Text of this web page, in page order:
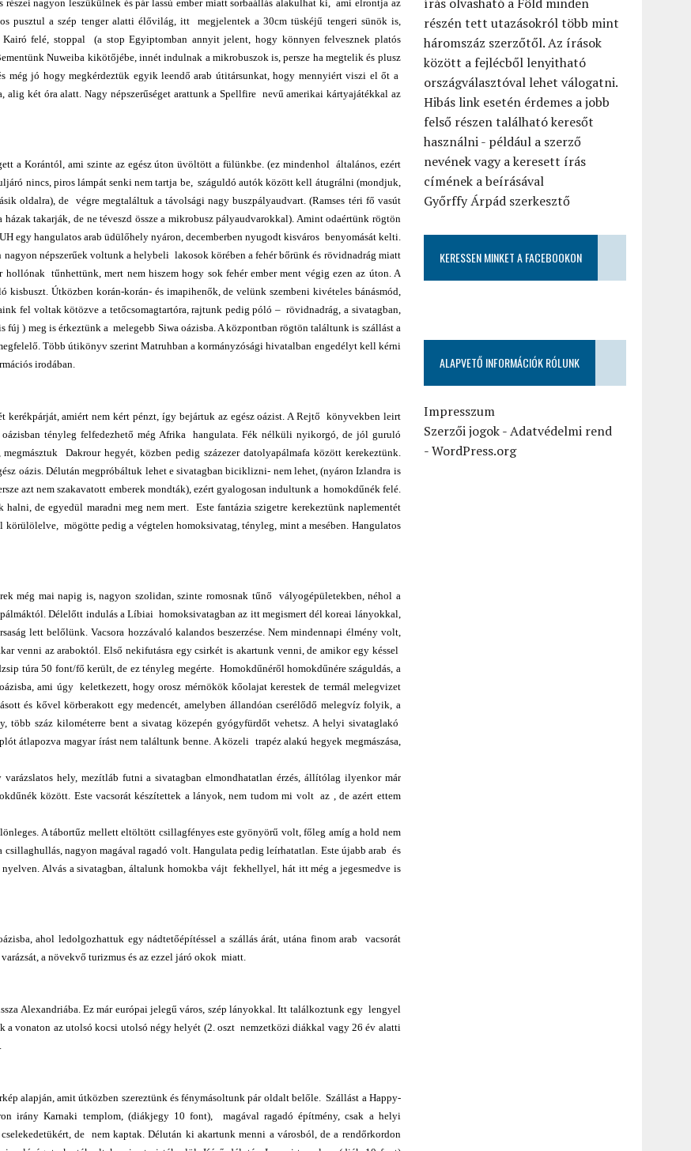
nagyon leszűkülnek és pár lassú ember miatt sorbaállás alakulhat ki, ami elrontja az
pusztul a szép tenger alatti élővilág, itt megjelentek a 30cm tüskéjű tengeri sünök is,
Kairó felé, stoppal (a stop Egyiptomban annyit jelent, hogy könnyen felvesznek platós
Nuweiba kikötőjébe, innét indulnak a mikrobuszok is, persze ha megtelik és plusz
jó hogy megkérdeztük egyik leendő arab útitársunkat, hogy mennyiért viszi el őt a
két óra alatt. Nagy népszerűséget arattunk a Spellfire nevű amerikai kártyajátékkal az
a Korántól, ami szinte az egész úton üvöltött a fülünkbe. (ez mindenhol általános, ezért
nincs, piros lámpát senki nem tartja be, száguldó autók között kell átugrálni (mondjuk,
oldalra), de végre megtaláltuk a távolsági nagy buszpályaudvart. (Ramses téri fő vasút
takarják, de ne téveszd össze a mikrobusz pályaudvarokkal). Amint odaértünk rögtön
egy hangulatos arab üdülőhely nyáron, decemberben nyugodt kisváros benyomását kelti.
népszerűek voltunk a helybeli lakosok körében a fehér bőrünk és rövidnadrág miatt
tűnhettünk, mert nem hiszem hogy sok fehér ember ment végig ezen az úton. A
Útközben korán-korán- és imapihenők, de velünk szembeni kivételes bánásmód,
fel voltak kötözve a tetőcsomagtartóra, rajtunk pedig póló – rövidnadrág, a sivatagban,
) meg is érkeztünk a melegebb Siwa oázisba. A központban rögtön találtunk is szállást a
Több útikönyv szerint Matruhban a kormányzósági hivatalban engedélyt kell kérni
irodában.
kerékpárját, amiért nem kért pénzt, így bejártuk az egész oázist. A Rejtő könyvekben leirt
tényleg felfedezhető még Afrika hangulata. Fék nélküli nyikorgó, de jól guruló
Dakrour hegyét, közben pedig százezer datolyapálmafa között kerekeztünk.
oázis. Délután megpróbáltuk lehet e sivatagban biciklizni- nem lehet, (nyáron Izlandra is
azt nem szakavatott emberek mondták), ezért gyalogosan indultunk a homokdűnék felé.
de egyedül maradni meg nem mert. Este fantázia szigetre kerekeztünk naplementét
mögötte pedig a végtelen homoksivatag, tényleg, mint a mesében. Hangulatos
még mai napig is, nagyon szolidan, szinte romosnak tűnő vályogépületekben, néhol a
Délelőtt indulás a Líbiai homoksivatagban az itt megismert dél koreai lányokkal,
lett belőlünk. Vacsora hozzávaló kalandos beszerzése. Nem mindennapi élmény volt,
venni az araboktól. Első nekifutásra egy csirkét is akartunk venni, de amikor egy késsel
túra 50 font/fő került, de ez tényleg megérte. Homokdűnéről homokdűnére száguldás, a
ami úgy keletkezett, hogy orosz mérnökök kőolajat kerestek de termál melegvizet
és kővel körberakott egy medencét, amelyben állandóan cserélődő melegvíz folyik, a
száz kilométerre bent a sivatag közepén gyógyfürdőt vehetsz. A helyi sivataglakó
átlapozva magyar írást nem találtunk benne. A közeli trapéz alakú hegyek megmászása,
hely, mezítláb futni a sivatagban elmondhatatlan érzés, állítólag ilyenkor már
között. Este vacsorát készítettek a lányok, nem tudom mi volt az , de azért ettem
A tábortűz mellett eltöltött csillagfényes este gyönyörű volt, főleg amíg a hold nem
nagyon magával ragadó volt. Hangulata pedig leírhatatlan. Este újabb arab és
Alvás a sivatagban, általunk homokba vájt fekhellyel, hát itt még a jegesmedve is
ahol ledolgozhattuk egy nádtetőépítéssel a szállás árát, utána finom arab vacsorát
a növekvő turizmus és az ezzel járó okok miatt.
Alexandriába. Ez már európai jelegű város, szép lányokkal. Itt találkoztunk egy lengyel
a vonaton az utolsó kocsi utolsó négy helyét (2. oszt nemzetközi diákkal vagy 26 év alatti
alapján, amit útközben szereztünk és fénymásoltunk pár oldalt belőle. Szállást a Happy-
irány Karnaki templom, (diákjegy 10 font), magával ragadó építmény, csak a helyi
de nem kaptak. Délután ki akartunk menni a városból, de a rendőrkordon
részén tett utazásokról több mint
háromszáz szerzőtől. Az írások
között a fejlécből lenyitható
országválasztóval lehet válogatni.
Hibás link esetén érdemes a jobb
felső részen található keresőt
használni - például a szerző
nevének vagy a keresett írás
címének a beírásával
Győrffy Árpád szerkesztő
KERESSEN MINKET A FACEBOOKON
ALAPVETŐ INFORMÁCIÓK RÓLUNK
Impresszum
Szerzői jogok-Adatvédelmi rend
-WordPress.org